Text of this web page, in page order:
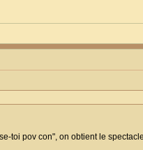
toi pov con", on obtient le